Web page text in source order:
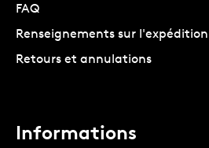
FAQ
Renseignements sur l'expédition
Retours et annulations
Informations